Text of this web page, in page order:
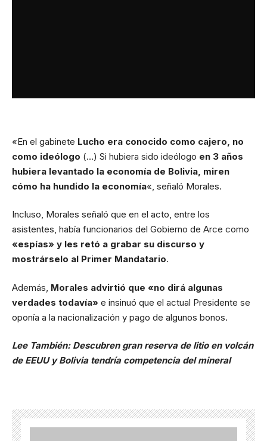
«En el gabinete Lucho era conocido como cajero, no
como ideólogo (…) Si hubiera sido ideólogo en 3 años
hubiera levantado la economía de Bolivia, miren
cómo ha hundido la economía«, señaló Morales.
Incluso, Morales señaló que en el acto, entre los
asistentes, había funcionarios del Gobierno de Arce como
«espías» y les retó a grabar su discurso y
mostrárselo al Primer Mandatario.
Además, Morales advirtió que «no dirá algunas
verdades todavía» e insinuó que el actual Presidente se
oponía a la nacionalización y pago de algunos bonos.
Lee También: Descubren gran reserva de litio en volcán
de EEUU y Bolivia tendría competencia del mineral